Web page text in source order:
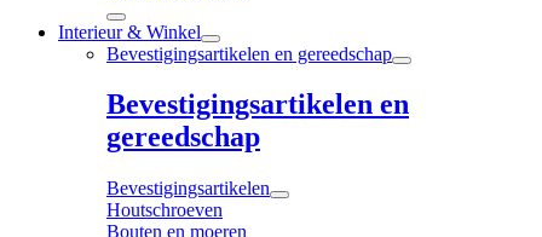
Interieur & Winkel
Bevestigingsartikelen en gereedschap
Bevestigingsartikelen en
gereedschap
Bevestigingsartikelen
Houtschroeven
Bouten en moeren